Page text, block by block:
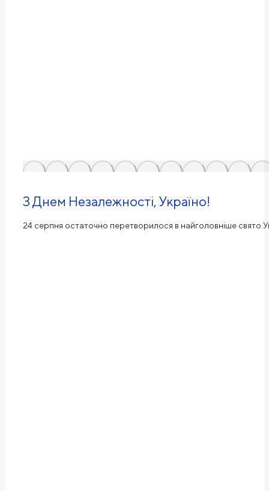
З Днем Незалежності, Україно!
24 серпня остаточно перетворилося в найголовніше свято